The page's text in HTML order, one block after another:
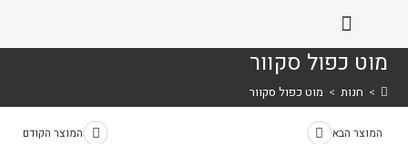
מוט כפול סקוור
> חנות > מוט כפול סקוור
המוצר הקודם המוצר הבא